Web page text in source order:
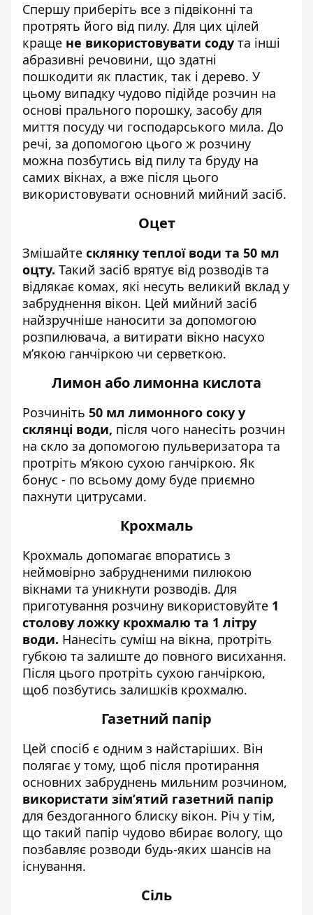
Спершу приберіть все з підвіконні та
протрять його від пилу. Для цих цілей
краще не використовувати соду та інші
абразивні речовини, що здатні
пошкодити як пластик, так і дерево. У
цьому випадку чудово підійде розчин на
основі прального порошку, засобу для
миття посуду чи господарського мила. До
речі, за допомогою цього ж розчину
можна позбутись від пилу та бруду на
самих вікнах, а вже після цього
використовувати основний мийний засіб.
Оцет
Змішайте склянку теплої води та 50 мл
оцту. Такий засіб врятує від розводів та
відлякає комах, які несуть великий вклад у
забруднення вікон. Цей мийний засіб
найзручніше наносити за допомогою
розпилювача, а витирати вікно насухо
м’якою ганчіркою чи серветкою.
Лимон або лимонна кислота
Розчиніть 50 мл лимонного соку у
склянці води, після чого нанесіть розчин
на скло за допомогою пульверизатора та
протріть м’якою сухою ганчіркою. Як
бонус - по всьому дому буде приємно
пахнути цитрусами.
Крохмаль
Крохмаль допомагає впоратись з
неймовірно забрудненими пилюкою
вікнами та уникнути розводів. Для
приготування розчину використовуйте 1
столову ложку крохмалю та 1 літру
води. Нанесіть суміш на вікна, протріть
губкою та залиште до повного висихання.
Після цього протріть сухою ганчіркою,
щоб позбутись залишків крохмалю.
Газетний папір
Цей спосіб є одним з найстаріших. Він
полягає у тому, щоб після протирання
основних забруднень мильним розчином,
використати зім’ятий газетний папір
для бездоганного блиску вікон. Річ у тім,
що такий папір чудово вбирає вологу, що
позбавляє розводи будь-яких шансів на
існування.
Сіль